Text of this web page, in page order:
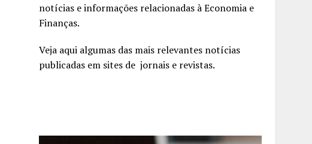
notícias e informações relacionadas à Economia e
Finanças.
Veja aqui algumas das mais relevantes notícias
publicadas em sites de jornais e revistas.